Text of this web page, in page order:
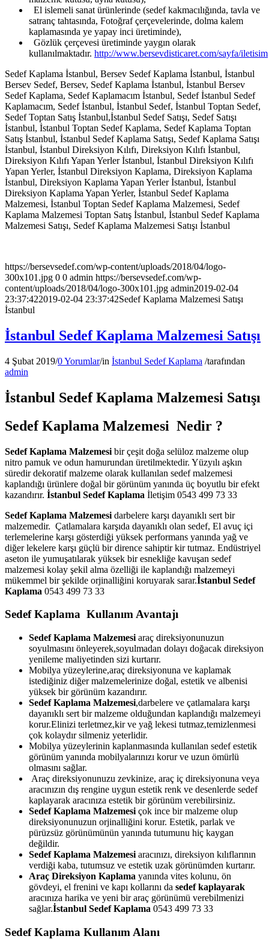
El islemeli sanat ürünlerinde (sedef kakmacılığında, tavla ve
satranç tahtasında, Fotoğraf çerçevelerinde, dolma kalem
kaplamasında ye yapay inci üretiminde),
Gözlük çerçevesi üretiminde yaygın olarak
kullanılmaktadır. http://www.bersevdisticaret.com/sayfa/iletisim
Sedef Kaplama İstanbul, Bersev Sedef Kaplama İstanbul, İstanbul
Bersev Sedef, Bersev, Sedef Kaplama İstanbul, İstanbul Bersev
Sedef Kaplama, Sedef Kaplamacım İstanbul, Sedef İstanbul Sedef
Kaplamacım, Sedef İstanbul, İstanbul Sedef, İstanbul Toptan Sedef,
Sedef Toptan Satış İstanbul,İstanbul Sedef Satışı, Sedef Satışı
İstanbul, İstanbul Toptan Sedef Kaplama, Sedef Kaplama Toptan
Satış İstanbul, İstanbul Sedef Kaplama Satışı, Sedef Kaplama Satışı
İstanbul, İstanbul Direksiyon Kılıfı, Direksiyon Kılıfı İstanbul,
Direksiyon Kılıfı Yapan Yerler İstanbul, İstanbul Direksiyon Kılıfı
Yapan Yerler, İstanbul Direksiyon Kaplama, Direksiyon Kaplama
İstanbul, Direksiyon Kaplama Yapan Yerler İstanbul, İstanbul
Direksiyon Kaplama Yapan Yerler, İstanbul Sedef Kaplama
Malzemesi, İstanbul Toptan Sedef Kaplama Malzemesi, Sedef
Kaplama Malzemesi Toptan Satış İstanbul, İstanbul Sedef Kaplama
Malzemesi Satışı, Sedef Kaplama Malzemesi Satışı İstanbul
https://bersevsedef.com/wp-content/uploads/2018/04/logo-
300x101.jpg 0 0 admin https://bersevsedef.com/wp-
content/uploads/2018/04/logo-300x101.jpg admin2019-02-04
23:37:422019-02-04 23:37:42Sedef Kaplama Malzemesi Satışı
İstanbul
İstanbul Sedef Kaplama Malzemesi Satışı
4 Şubat 2019/0 Yorumlar/in İstanbul Sedef Kaplama /tarafından
admin
İstanbul Sedef Kaplama Malzemesi Satışı
Sedef Kaplama Malzemesi Nedir ?
Sedef Kaplama Malzemesi bir çeşit doğa selüloz malzeme olup
nitro pamuk ve odun hamurundan üretilmektedir. Yüzyılı aşkın
süredir dekoratif malzeme olarak kullanılan sedef malzemesi
kaplandığı ürünlere doğal bir görünüm yanında üç boyutlu bir efekt
kazandırır. İstanbul Sedef Kaplama İletişim 0543 499 73 33
Sedef Kaplama Malzemesi darbelere karşı dayanıklı sert bir
malzemedir. Çatlamalara karşıda dayanıklı olan sedef, El avuç içi
terlemelerine karşı gösterdiği yüksek performans yanında yağ ve
diğer lekelere karşı güçlü bir dirence sahiptir kir tutmaz. Endüstriyel
aseton ile yumuşatılarak yüksek bir esnekliğe kavuşan sedef
malzemesi kolay şekil alma özelliği ile kaplandığı malzemeyi
mükemmel bir şekilde orjinalliğini koruyarak sarar.İstanbul Sedef
Kaplama 0543 499 73 33
Sedef Kaplama Kullanım Avantajı
Sedef Kaplama Malzemesi araç direksiyonunuzun
soyulmasını önleyerek,soyulmadan dolayı doğacak direksiyon
yenileme maliyetinden sizi kurtarır.
Mobilya yüzeylerine,araç direksiyonuna ve kaplamak
istediğiniz diğer malzemelerinize doğal, estetik ve albenisi
yüksek bir görünüm kazandırır.
Sedef Kaplama Malzemesi,darbelere ve çatlamalara karşı
dayanıklı sert bir malzeme olduğundan kaplandığı malzemeyi
korur.Elinizi terletmez,kir ve yağ lekesi tutmaz,temizlenmesi
çok kolaydır silmeniz yeterlidir.
Mobilya yüzeylerinin kaplanmasında kullanılan sedef estetik
görünüm yanında mobilyalarınızı korur ve uzun ömürlü
olmasını sağlar.
Araç direksiyonunuzu zevkinize, araç iç direksiyonuna veya
aracınızın dış rengine uygun estetik renk ve desenlerde sedef
kaplayarak aracınıza estetik bir görünüm verebilirsiniz.
Sedef Kaplama Malzemesi çok ince bir malzeme olup
direksiyonunuzun orjinalliğini korur. Estetik, parlak ve
pürüzsüz görünümünün yanında tutumunu hiç kaygan
değildir.
Sedef Kaplama Malzemesi aracınızı, direksiyon kılıflarının
verdiği kaba, tutumsuz ve estetik uzak görünümden kurtarır.
Araç Direksiyon Kaplama yanında vites kolunu, ön
gövdeyi, el frenini ve kapı kollarını da sedef kaplayarak
aracınıza harika ve yeni bir araç görünümü verebilmenizi
sağlar.İstanbul Sedef Kaplama 0543 499 73 33
Sedef Kaplama Kullanım Alanı